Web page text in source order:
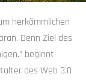
herkömmlichen
Denn Ziel des
beginnt
des Web 3.0